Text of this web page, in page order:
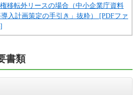
移転外リースの場合（中小企業庁資料
導入計画策定の手引き」抜粋） [PDFファ
書類